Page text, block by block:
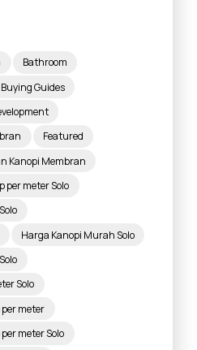
Bathroom
Buying Guides
Featured
Kanopi Membran
per meter Solo
Harga Kanopi Murah Solo
Solo
meter
meter Solo